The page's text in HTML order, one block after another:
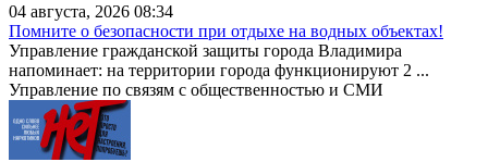
04 августа, 2026 08:34
Помните о безопасности при отдыхе на водных объектах!
Управление гражданской защиты города Владимира
напоминает: на территории города функционируют 2 ...
Управление по связям с общественностью и СМИ